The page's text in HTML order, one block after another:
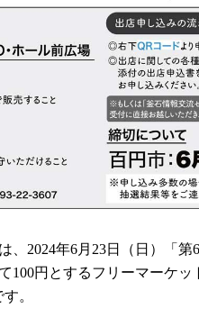
、2024年6月23日（日）「
100円とするフリーマーケ
。